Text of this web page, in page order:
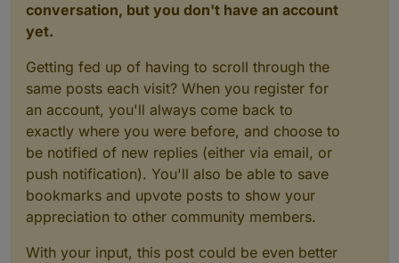
conversation, but you don't have an account
yet.
Getting fed up of having to scroll through the
same posts each visit? When you register for
an account, you'll always come back to
exactly where you were before, and choose to
be notified of new replies (either via email, or
push notification). You'll also be able to save
bookmarks and upvote posts to show your
appreciation to other community members.
With your input, this post could be even better